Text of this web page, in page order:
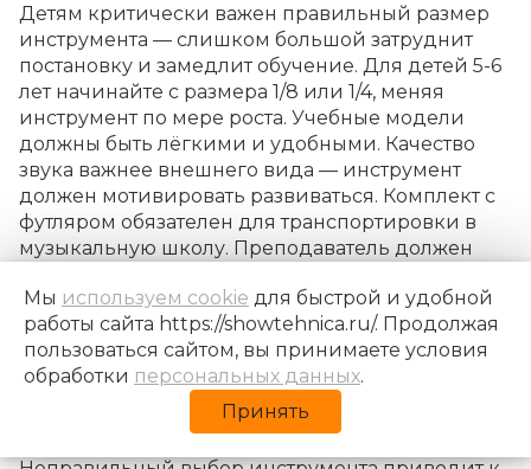
Детям критически важен правильный размер
инструмента — слишком большой затруднит
постановку и замедлит обучение. Для детей 5-6
лет начинайте с размера 1/8 или 1/4, меняя
инструмент по мере роста. Учебные модели
должны быть лёгкими и удобными. Качество
звука важнее внешнего вида — инструмент
должен мотивировать развиваться. Комплект с
футляром обязателен для транспортировки в
музыкальную школу. Преподаватель должен
По мере роста навыков переходите на
инструменты из массива.
Ошибки при выборе
смычкового инструмента
Мы используем cookie для быстрой и удобной
работы сайта https://showtehnica.ru/. Продолжая
пользоваться сайтом, вы принимаете условия
обработки персональных данных.
Принять